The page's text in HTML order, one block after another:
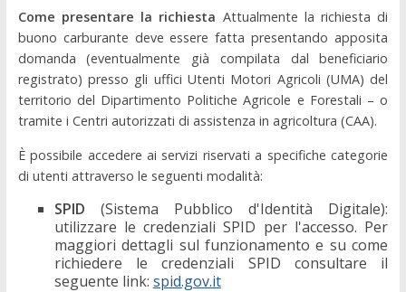
Come presentare la richiesta Attualmente la richiesta di
buono carburante deve essere fatta presentando apposita
domanda (eventualmente già compilata dal beneficiario
registrato) presso gli uffici Utenti Motori Agricoli (UMA) del
territorio del Dipartimento Politiche Agricole e Forestali – o
tramite i Centri autorizzati di assistenza in agricoltura (CAA).
È possibile accedere ai servizi riservati a specifiche categorie
di utenti attraverso le seguenti modalità:
SPID (Sistema Pubblico d'Identità Digitale):
utilizzare le credenziali SPID per l'accesso. Per
maggiori dettagli sul funzionamento e su come
richiedere le credenziali SPID consultare il
seguente link: spid.gov.it